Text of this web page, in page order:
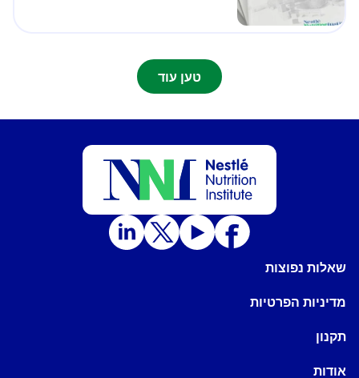
טען עוד
שאלות נפוצות
מדיניות הפרטיות
תקנון
אודות